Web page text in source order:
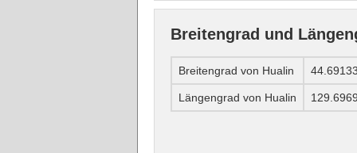
Breitengrad und
Breitengrad von Hualin
Längengrad von Hualin